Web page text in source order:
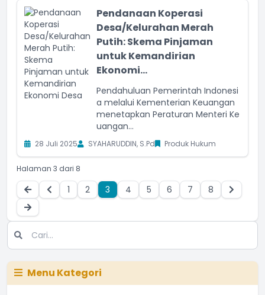
Pendanaan Koperasi
Desa/Kelurahan Merah
Putih: Skema Pinjaman
untuk Kemandirian
Ekonomi...
Pendahuluan Pemerintah Indonesi
a melalui Kementerian Keuangan
menetapkan Peraturan Menteri Ke
uangan...
28 Juli 2025 SYAHARUDDIN, S.Pd Produk Hukum
Halaman 3 dari 8
1 2 3 4 5 6 7 8
Menu Kategori